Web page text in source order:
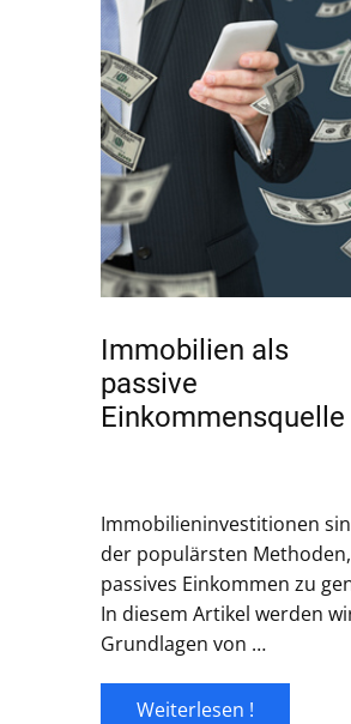
Immobilien als
passive
Einkommensquelle
Immobilieninvestitionen
der populärsten
passives Einkommen zu
In diesem Artikel werden
Grundlagen von …
Weiterlesen !